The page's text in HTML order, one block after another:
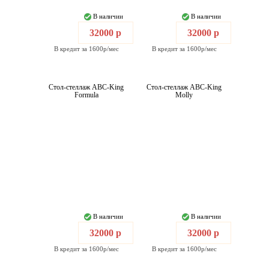
В наличии
32000 р
В кредит за 1600р/мес
В наличии
32000 р
В кредит за 1600р/мес
Стол-стеллаж ABC-King
Formula
В наличии
32000 р
В кредит за 1600р/мес
Стол-стеллаж ABC-King
Molly
В наличии
32000 р
В кредит за 1600р/мес